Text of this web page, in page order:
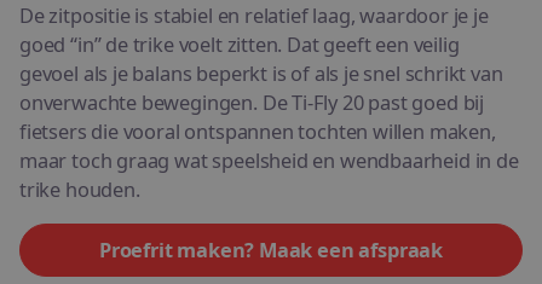
De zitpositie is stabiel en relatief laag, waardoor je je
goed “in” de trike voelt zitten. Dat geeft een veilig
gevoel als je balans beperkt is of als je snel schrikt van
onverwachte bewegingen. De Ti-Fly 20 past goed bij
fietsers die vooral ontspannen tochten willen maken,
maar toch graag wat speelsheid en wendbaarheid in de
trike houden.
Proefrit maken? Maak een afspraak